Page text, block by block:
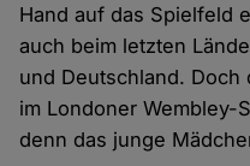
Hand auf das Spielfeld
auch beim letzten
und Deutschland.
im Londoner Wembley-
denn das junge